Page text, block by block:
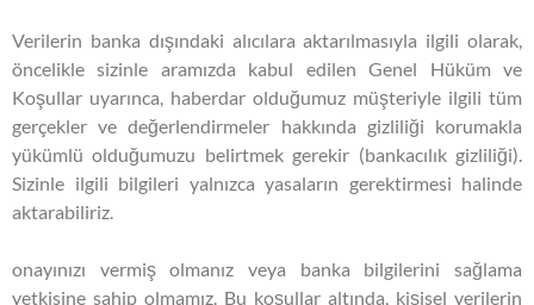
Verilerin banka dışındaki alıcılara aktarılmasıyla ilgili olarak,
öncelikle sizinle aramızda kabul edilen Genel Hüküm ve
Koşullar uyarınca, haberdar olduğumuz müşteriyle ilgili tüm
gerçekler ve değerlendirmeler hakkında gizliliği korumakla
yükümlü olduğumuzu belirtmek gerekir (bankacılık gizliliği).
Sizinle ilgili bilgileri yalnızca yasaların gerektirmesi halinde
aktarabiliriz.
onayınızı vermiş olmanız veya banka bilgilerini sağlama
yetkisine sahip olmamız. Bu koşullar altında, kişisel verilerin